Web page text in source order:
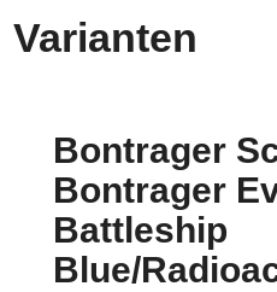
Varianten
Bontrager
Bontrager
Battleship
Blue/